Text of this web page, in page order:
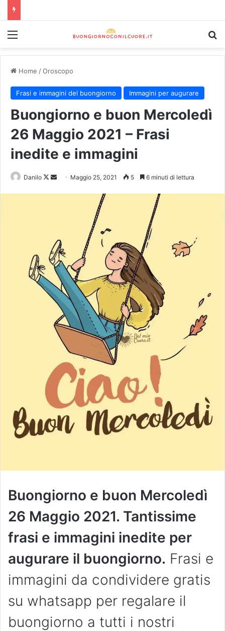
Home /Oroscopo
Frasi e immagini del buongiorno Immagini per augurare
Buongiorno e buon Mercoledì
26 Maggio 2021 – Frasi
inedite e immagini
Danilo Maggio 25, 2021 5 6 minuti di lettura
Buongiorno e buon Mercoledì
26 Maggio 2021. Tantissime
frasi e immagini inedite per
augurare il buongiorno. Frasi e
immagini da condividere gratis
su whatsapp per regalare il
buongiorno a tutti i nostri